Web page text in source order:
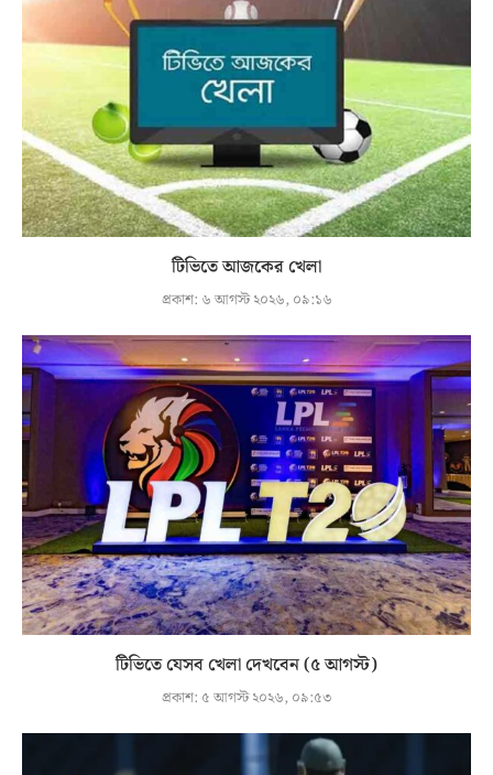
টিভিতে আজকের খেলা
প্রকাশ: ৬ আগস্ট ২০২৬, ০৯:১৬
টিভিতে যেসব খেলা দেখবেন (৫ আগস্ট)
প্রকাশ: ৫ আগস্ট ২০২৬, ০৯:৫৩